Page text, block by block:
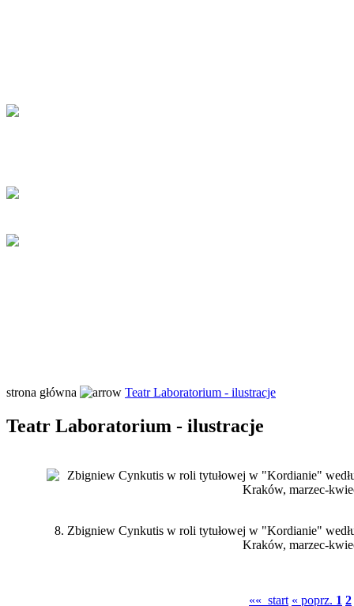
strona główna Teatr Laboratorium - ilustracje
Teatr Laboratorium - ilustracje
8. Zbigniew Cynkutis w roli tytułowej w "Kordianie"
Kraków, marzec-
«« start « poprz. 1 2